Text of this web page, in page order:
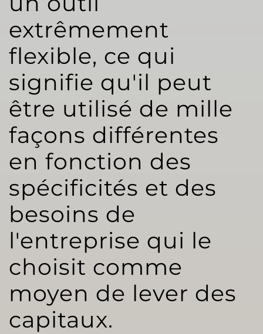
extrêmement
flexible, ce qui
signifie qu'il peut
être utilisé de mille
façons différentes
en fonction des
spécificités et des
besoins de
l'entreprise qui le
choisit comme
moyen de lever des
capitaux.